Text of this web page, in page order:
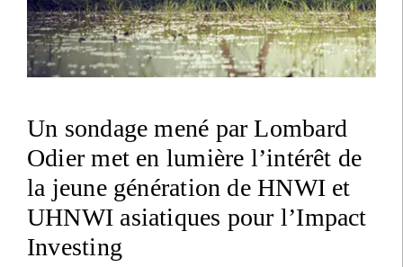
Un sondage mené par Lombard
Odier met en lumière l’intérêt de
la jeune génération de HNWI et
UHNWI asiatiques pour l’Impact
Investing